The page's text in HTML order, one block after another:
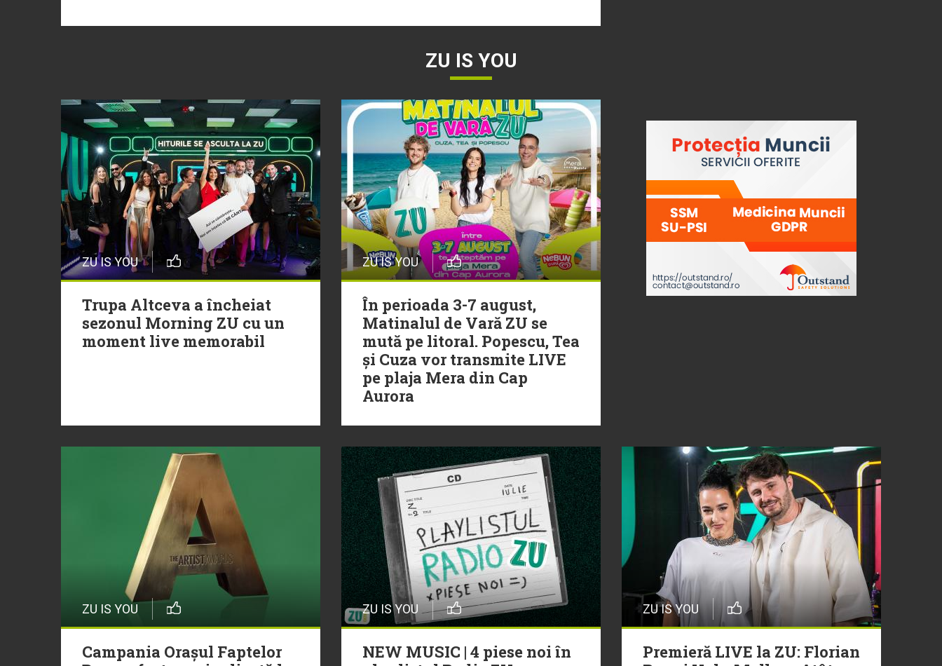
ZU IS YOU
ZU IS YOU
Trupa Altceva a încheiat
sezonul Morning ZU cu un
moment live memorabil
ZU IS YOU
În perioada 3-7 august,
Matinalul de Vară ZU se
mută pe litoral. Popescu, Tea
și Cuza vor transmite LIVE
pe plaja Mera din Cap
Aurora
ZU IS YOU
Campania Orașul Faptelor
ZU IS YOU
NEW MUSIC | 4 piese noi în
ZU IS YOU
Premieră LIVE la ZU: Florian